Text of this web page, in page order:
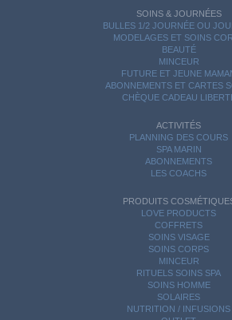
SOINS & JOURNÉES
BULLES 1/2 JOURNÉE OU
MODELAGES ET SOINS
BEAUTÉ
MINCEUR
FUTURE ET JEUNE
ABONNEMENTS ET CARTES
CHÈQUE CADEAU
ACTIVITÉS
PLANNING DES COURS
SPA MARIN
ABONNEMENTS
LES COACHS
PRODUITS
LOVE PRODUCTS
COFFRETS
SOINS VISAGE
SOINS CORPS
MINCEUR
RITUELS SOINS SPA
SOINS HOMME
SOLAIRES
NUTRITION / INFUSIONS